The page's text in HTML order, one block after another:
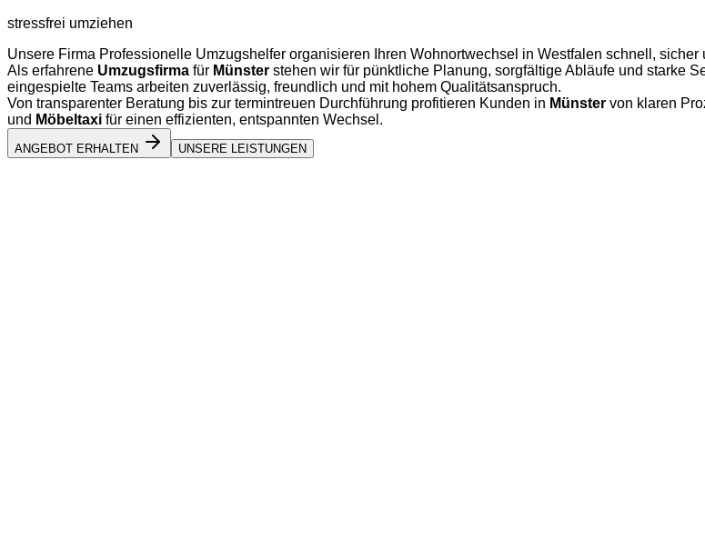
stressfrei umziehen
Unsere Firma Professionelle Umzugshelfer organisieren Ihren Wohnortwechsel in Westfalen schnell, sicher
Als erfahrene Umzugsfirma für Münster stehen wir für pünktliche Planung, sorgfältige Abläufe und starke
eingespielte Teams arbeiten zuverlässig, freundlich und mit hohem Qualitätsanspruch.
Von transparenter Beratung bis zur termintreuen Durchführung profitieren Kunden in Münster von klaren
und Möbeltaxi für einen effizienten, entspannten Wechsel.
ANGEBOT ERHALTEN UNSERE LEISTUNGEN